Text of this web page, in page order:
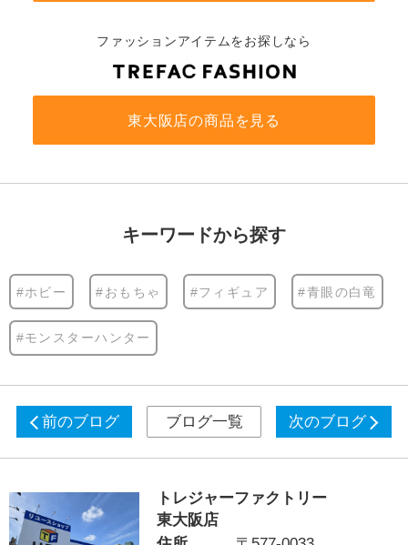
ファッションアイテムをお探しなら
東大阪店の商品を見る
キーワードから探す
#ホビー #おもちゃ #フィギュア #青眼の白竜
#モンスターハンター
前のブログ ブログ一覧 次のブログ
トレジャーファクトリー
東大阪店